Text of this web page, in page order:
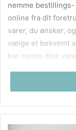
nemme
online fra dit
varer, du ønsker,
vælge et bekvemt
kan samle dine